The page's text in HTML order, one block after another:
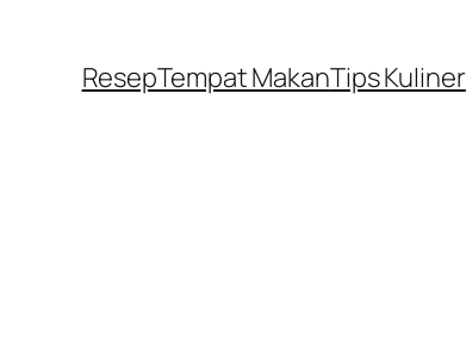
ResepTempat MakanTips Kuliner